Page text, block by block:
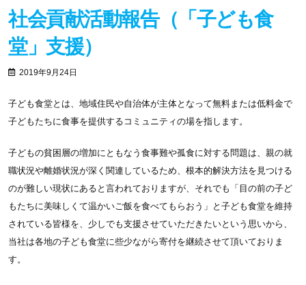
社会貢献活動報告（「子ども食
堂」支援）
2019年9月24日
子ども食堂とは、地域住民や自治体が主体となって無料または低料金で
子どもたちに食事を提供するコミュニティの場を指します。
子どもの貧困層の増加にともなう食事難や孤食に対する問題は、親の就
職状況や離婚状況が深く関連しているため、根本的解決方法を見つける
のが難しい現状にあると言われておりますが、それでも「目の前の子ど
もたちに美味しくて温かいご飯を食べてもらおう」と子ども食堂を維持
されている皆様を、少しでも支援させていただきたいという思いから、
当社は各地の子ども食堂に些少ながら寄付を継続させて頂いておりま
す。